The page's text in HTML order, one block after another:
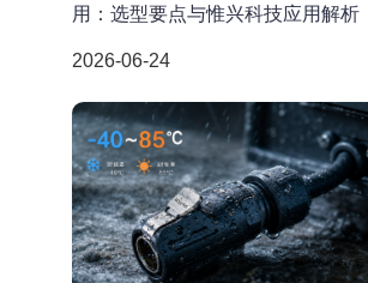
用：选型要点与惟兴科技应用解析
2026-06-24